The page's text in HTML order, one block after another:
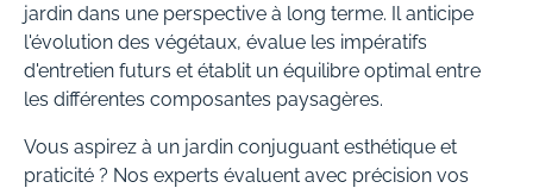
jardin dans une perspective à long terme. Il anticipe
l'évolution des végétaux, évalue les impératifs
d'entretien futurs et établit un équilibre optimal entre
les différentes composantes paysagères.
Vous aspirez à un jardin conjuguant esthétique et
praticité ? Nos experts évaluent avec précision vos